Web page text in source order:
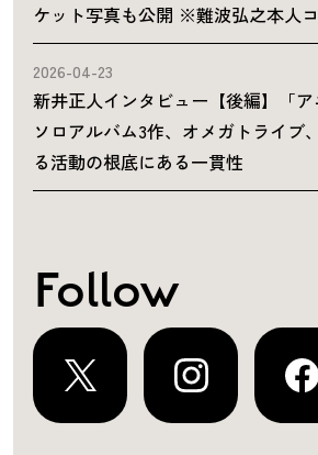
ケット写真も公開 ※難波弘之本人
2026-04-23
新井正人インタビュー【後編】「ア
ソロアルバム3作、オメガトライ
る活動の根底にある一貫性
Follow